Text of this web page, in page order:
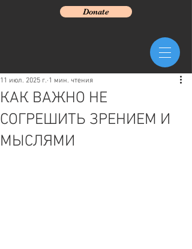
Donate
КАК ВАЖНО НЕ
СОГРЕШИТЬ ЗРЕНИЕМ И
МЫСЛЯМИ
11 июл. 2025 г. 1 мин. чтения